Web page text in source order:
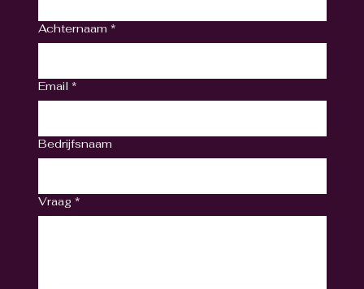
Achternaam *
Email *
Bedrijfsnaam
Vraag *